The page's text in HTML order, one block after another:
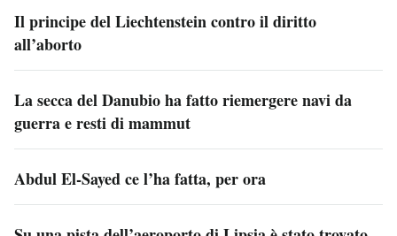
Il principe del Liechtenstein contro il diritto
all’aborto
La secca del Danubio ha fatto riemergere navi da
guerra e resti di mammut
Abdul El-Sayed ce l’ha fatta, per ora